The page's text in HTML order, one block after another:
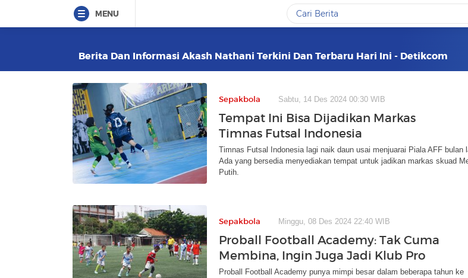
MENU
Berita Dan Informasi Akash Nathani Terkini Dan Terbaru Hari Ini - Detikcom
Sepakbola Sabtu, 14 Des 2024 00:30 WIB
Tempat Ini Bisa Dijadikan Markas
Timnas Futsal Indonesia
Timnas Futsal Indonesia lagi naik daun usai menjuarai Piala AFF bulan
Ada yang bersedia menyediakan tempat untuk jadikan markas skuad
Putih.
Sepakbola Minggu, 08 Des 2024 22:40 WIB
Proball Football Academy: Tak Cuma
Membina, Ingin Juga Jadi Klub Pro
Proball Football Academy punya mimpi besar dalam beberapa tahun ke